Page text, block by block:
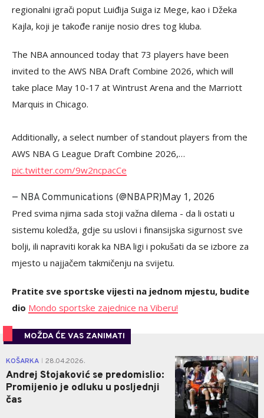
regionalni igrači poput Luiđija Suiga iz Mege, kao i Džeka
Kajla, koji je takođe ranije nosio dres tog kluba.
The NBA announced today that 73 players have been
invited to the AWS NBA Draft Combine 2026, which will
take place May 10-17 at Wintrust Arena and the Marriott
Marquis in Chicago.
Additionally, a select number of standout players from the
AWS NBA G League Draft Combine 2026,…
pic.twitter.com/9w2ncpacCe
— NBA Communications (@NBAPR)May 1, 2026
Pred svima njima sada stoji važna dilema - da li ostati u
sistemu koledža, gdje su uslovi i finansijska sigurnost sve
bolji, ili napraviti korak ka NBA ligi i pokušati da se izbore za
mjesto u najjačem takmičenju na svijetu.
Pratite sve sportske vijesti na jednom mjestu, budite
dio Mondo sportske zajednice na Viberu!
MOŽDA ĆE VAS ZANIMATI
KOŠARKA 28.04.2026.
Andrej Stojaković se predomislio:
Promijenio je odluku u posljednji
čas
0